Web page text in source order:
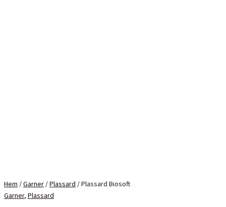
Hem /Garner /Plassard / Plassard Biosoft
Garner, Plassard